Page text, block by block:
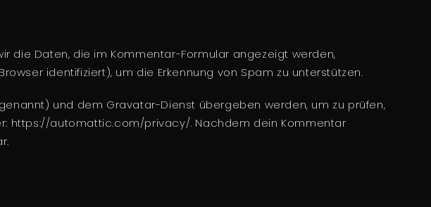
die Daten, die im Kommentar-Formular angezeigt werden,
identifiziert), um die Erkennung von Spam zu unterstützen.
und dem Gravatar-Dienst übergeben werden, um zu prüfen,
https://automattic.com/privacy/. Nachdem dein Kommentar